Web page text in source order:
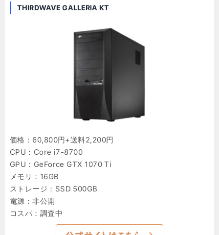
THIRDWAVE GALLERIA KT
価格：60,800円+送料2,200円
CPU：Core i7-8700
GPU：GeForce GTX 1070 Ti
メモリ：16GB
ストレージ：SSD 500GB
電源：非公開
コスパ：調査中